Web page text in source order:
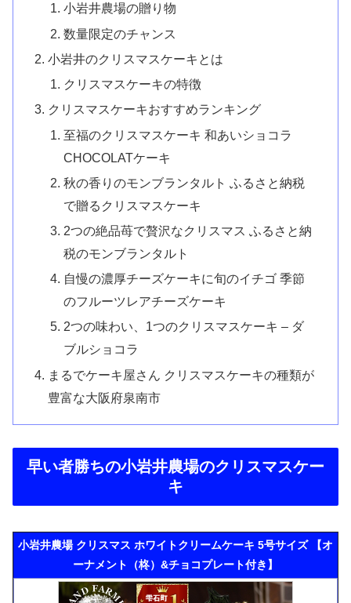
小岩井農場の贈り物
数量限定のチャンス
小岩井のクリスマスケーキとは
クリスマスケーキの特徴
クリスマスケーキおすすめランキング
至福のクリスマスケーキ 和あいショコラ
CHOCOLATケーキ
秋の香りのモンブランタルト ふるさと納税
で贈るクリスマスケーキ
2つの絶品苺で贅沢なクリスマス ふるさと納
税のモンブランタルト
自慢の濃厚チーズケーキに旬のイチゴ 季節
のフルーツレアチーズケーキ
2つの味わい、1つのクリスマスケーキ – ダ
ブルショコラ
まるでケーキ屋さん クリスマスケーキの種類が
豊富な大阪府泉南市
早い者勝ちの小岩井農場のクリスマスケー
キ
小岩井農場 クリスマス ホワイトクリームケーキ 5号サイズ 【オ
ーナメント（柊）&チョコプレート付き】